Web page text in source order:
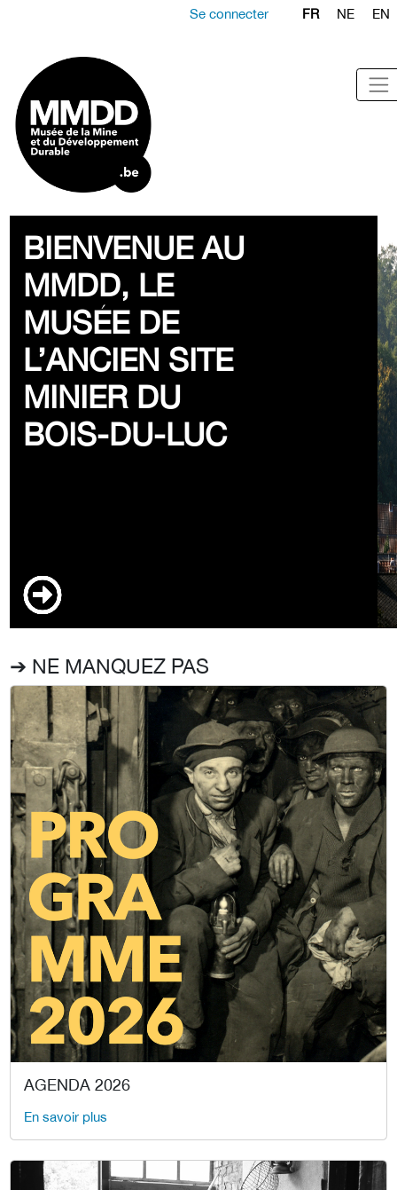
Se connecter FR NE EN
BIENVENUE AU
MMDD, LE
MUSÉE DE
L’ANCIEN SITE
MINIER DU
BOIS-DU-LUC
➔ NE MANQUEZ PAS
AGENDA 2026
En savoir plus